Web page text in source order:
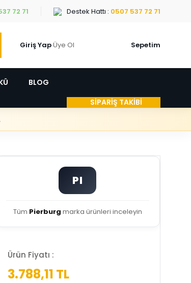
72 71 Destek Hattı : 0507 537 72 71
Giriş YapÜye Ol Sepetim
BLOG
SİPARİŞ TAKİBİ
PI
Tüm Pierburg marka ürünleri inceleyin
Ürün Fiyatı :
3.788,11 TL